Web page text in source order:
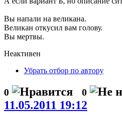
Вы напали на великана.
Великан откусил вам голову.
Вы мертвы.
Неактивен
Убрать отбор по автору
0 0
11.05.2011 19:12